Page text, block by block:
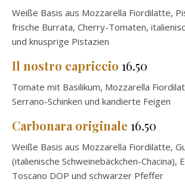
Weiße Basis aus Mozzarella Fiordilatte,
frische Burrata, Cherry-Tomaten,
und knusprige Pistazien
Il nostro capriccio 16.50
Tomate mit Basilikum, Mozzarella
Serrano-Schinken und kandierte Feigen
Carbonara originale 16.50
Weiße Basis aus Mozzarella Fiordilatte,
(italienische Schweinebäckchen-Chacina),
Toscano DOP und schwarzer Pfeffer